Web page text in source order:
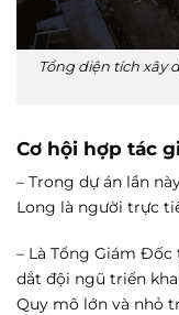
Tổng diện tích xây
Cơ hội hợp tác
– Trong dự án lần
Long là người trực
– Là Tổng Giám
dắt đội ngũ triển
Quy mô lớn và nhỏ